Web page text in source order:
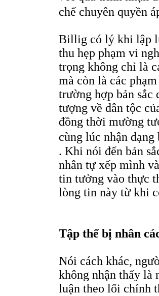
chế chuyên quyền
Billig có lý khi lập
thu hẹp phạm vi
trọng không chỉ là
mà còn là các
trường hợp bản sắc
tượng về dân tộc
đồng thời mường
cùng lúc nhận
. Khi nói đến bản
nhân tự xếp mình
tin tưởng vào thực
lòng tin này từ khi
Tập thể bị nhân
Nói cách khác,
không nhận thấy là
luận theo lối chính